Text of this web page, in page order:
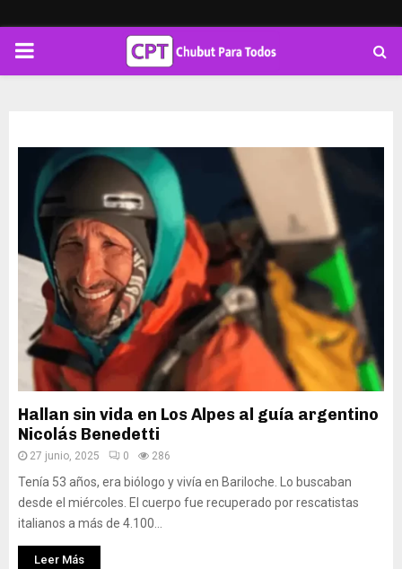
PRIMARY
Hallan sin vida en Los Alpes al guía argentino
Nicolás Benedetti
27 junio, 2025 0 286
Tenía 53 años, era biólogo y vivía en Bariloche. Lo buscaban
desde el miércoles. El cuerpo fue recuperado por rescatistas
italianos a más de 4.100...
Leer Más